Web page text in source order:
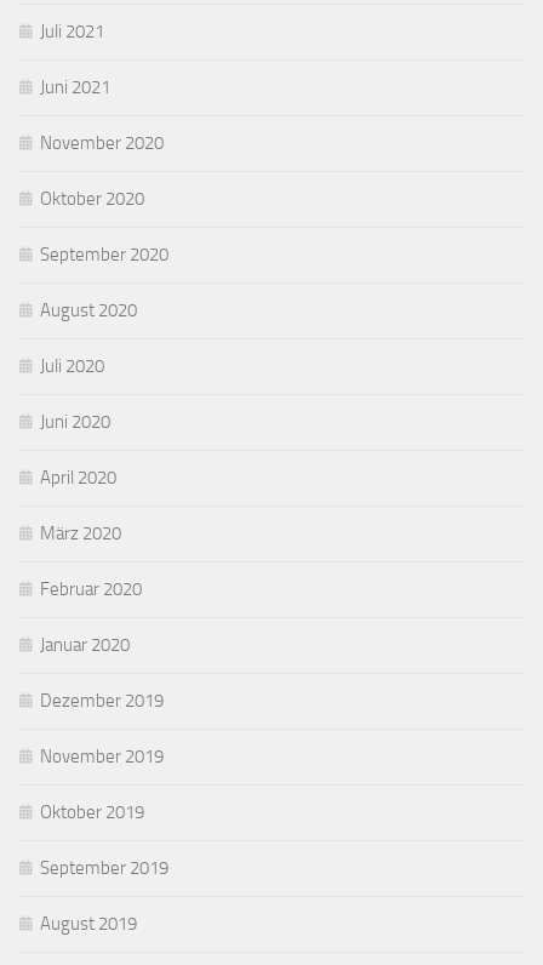
Juli 2021
Juni 2021
November 2020
Oktober 2020
September 2020
August 2020
Juli 2020
Juni 2020
April 2020
März 2020
Februar 2020
Januar 2020
Dezember 2019
November 2019
Oktober 2019
September 2019
August 2019